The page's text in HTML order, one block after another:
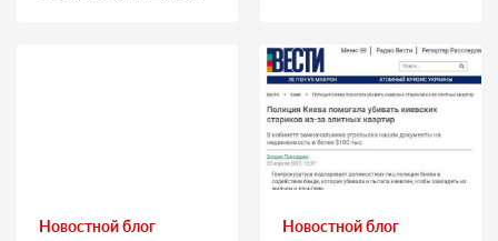
Новостной блог Новостной блог